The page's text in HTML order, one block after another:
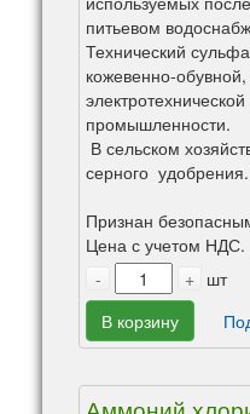
питьевом
Технический
кожевенно-обувной,
промышленности.
В сельском
серного удобрения.
Признан
Цена с учетом НДС.
-
+ шт
В корзину